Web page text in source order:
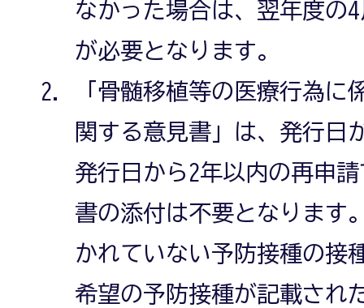
なかった場合は、翌年度の
が必要となります。
「骨髄移植等の医療行為に
関する意見書」は、発行日
発行日から2年以内の再申
書の添付は不要となります
かれていない予防接種の接
希望の予防接種が記載され